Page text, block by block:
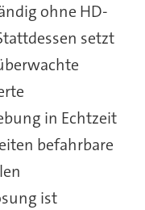
ohne HD-
setzt
in Echtzeit
befahrbare
ist